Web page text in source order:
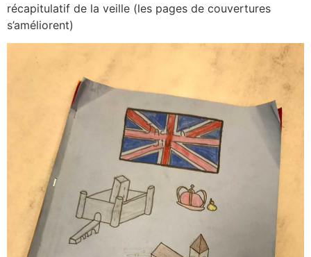
récapitulatif de la veille (les pages de couvertures
s’améliorent)